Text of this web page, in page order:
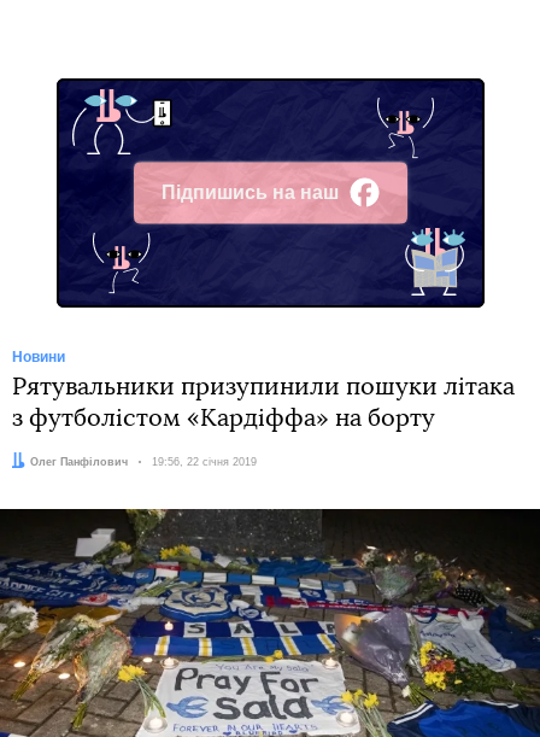
Підпишись на наш
Facebook
Новини
Рятувальники призупинили пошуки літака
з футболістом «Кардіффа» на борту
Автор:
Олег Панфілович Дата:
19:56, 22 січня 2019